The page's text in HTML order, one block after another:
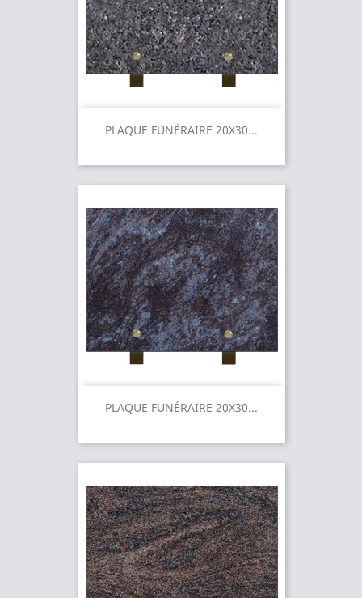
PLAQUE FUNÉRAIRE 20X30...
PLAQUE FUNÉRAIRE 20X30...